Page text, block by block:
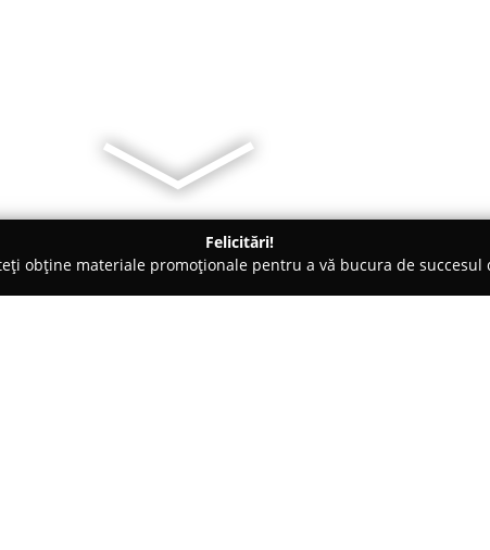
Felicitări!
obține materiale promoționale pentru a vă bucura de succesul